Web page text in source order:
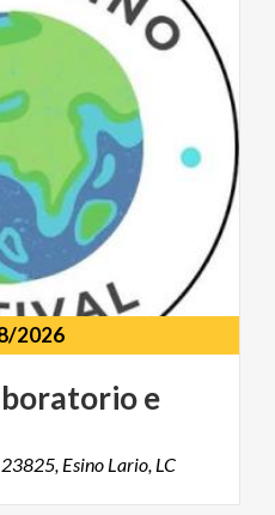
2026
e
23825, Esino Lario, LC